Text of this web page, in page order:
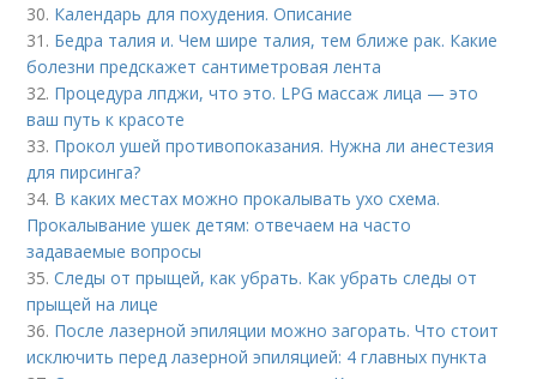
30. Календарь для похудения. Описание
31. Бедра талия и. Чем шире талия, тем ближе рак. Какие
болезни предскажет сантиметровая лента
32. Процедура лпджи, что это. LPG массаж лица — это
ваш путь к красоте
33. Прокол ушей противопоказания. Нужна ли анестезия
для пирсинга?
34. В каких местах можно прокалывать ухо схема.
Прокалывание ушек детям: отвечаем на часто
задаваемые вопросы
35.Следы от прыщей, как убрать. Как убрать следы от
прыщей на лице
36. После лазерной эпиляции можно загорать. Что стоит
исключить перед лазерной эпиляцией: 4 главных пункта